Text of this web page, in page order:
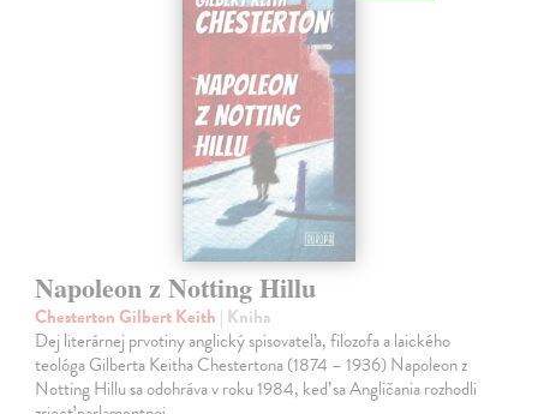
Napoleon z Notting Hillu
Chesterton Gilbert Keith | Kniha
Dej literárnej prvotiny anglický spisovateľa, filozofa a laického
teológa Gilberta Keitha Chestertona (1874 – 1936) Napoleon z
Notting Hillu sa odohráva v roku 1984, keď sa Angličania rozhodli